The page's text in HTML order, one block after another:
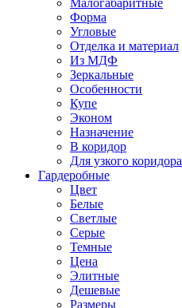
Малогабаритные
Форма
Угловые
Отделка и материал
Из МДФ
Зеркальные
Особенности
Купе
Эконом
Назначение
В коридор
Для узкого коридора
Гардеробные
Цвет
Белые
Светлые
Серые
Темные
Цена
Элитные
Дешевые
Размеры